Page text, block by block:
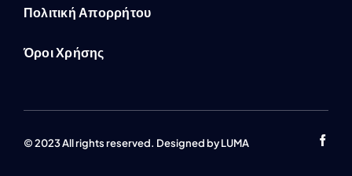
Πολιτική Απορρήτου
Όροι Χρήσης
© 2023 All rights reserved. Designed by LUMA